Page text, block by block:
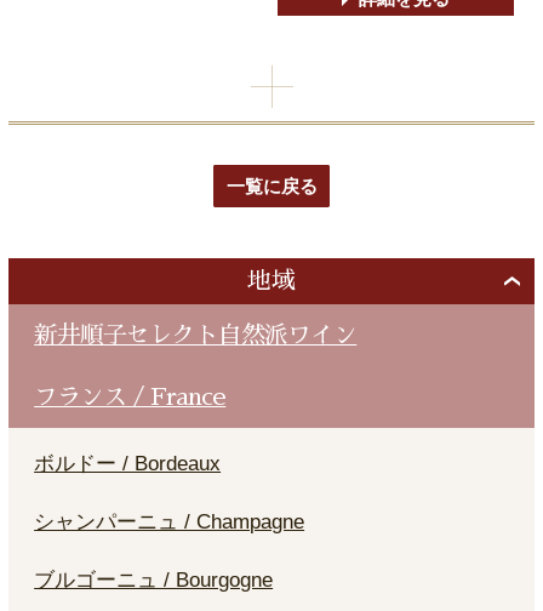
一覧に戻る
地域
新井順子セレクト自然派ワイン
フランス / France
ボルドー / Bordeaux
シャンパーニュ / Champagne
ブルゴーニュ / Bourgogne